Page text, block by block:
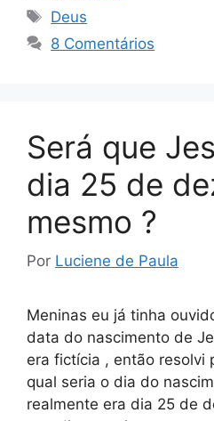
Tags
Deus
8 Comentários
Será que
dia 25 de
mesmo ?
Por Luciene de Paula
Meninas eu já tinha
data do nascimento de
era fictícia , então resolvi
qual seria o dia do
realmente era dia 25 de